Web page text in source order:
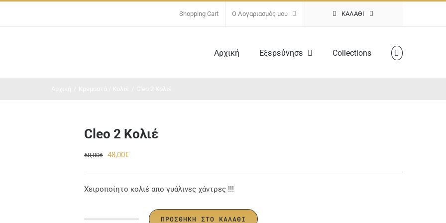
Shopping Cart Ο Λογαριασμός μου ΚΑΛΆΘΙ
Αρχική Εξερεύνησε Collections
Cleo 2 Κολιέ
58,00€ Original
58,00€.
48,00€Η
48,00€.
Χειροποίητο κολιέ απο γυάλινες χάντρες !!!
ΠΡΟΣΘΉΚΗ ΣΤΟ ΚΑΛΆΘΙ